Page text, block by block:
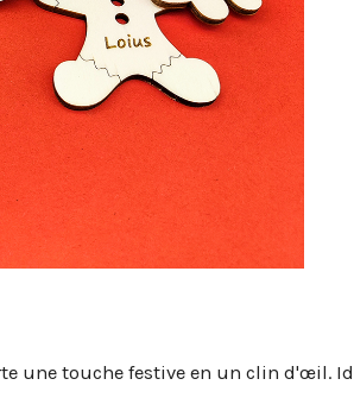
une touche festive en un clin d'œil.